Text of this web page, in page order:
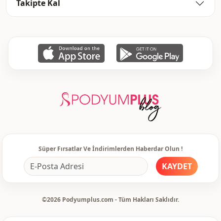
Takipte Kal
Süper Fırsatlar Ve İndirimlerden Haberdar Olun !
KAYDET
©2026 Podyumplus.com - Tüm Hakları Saklıdır.